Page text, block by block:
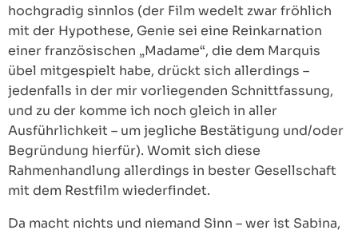
hochgradig sinnlos (der Film wedelt zwar fröhlich
mit der Hypothese, Genie sei eine Reinkarnation
einer französischen „Madame“, die dem Marquis
übel mitgespielt habe, drückt sich allerdings –
jedenfalls in der mir vorliegenden Schnittfassung,
und zu der komme ich noch gleich in aller
Ausführlichkeit – um jegliche Bestätigung und/oder
Begründung hierfür). Womit sich diese
Rahmenhandlung allerdings in bester Gesellschaft
mit dem Restfilm wiederfindet.
Da macht nichts und niemand Sinn – wer ist Sabina,